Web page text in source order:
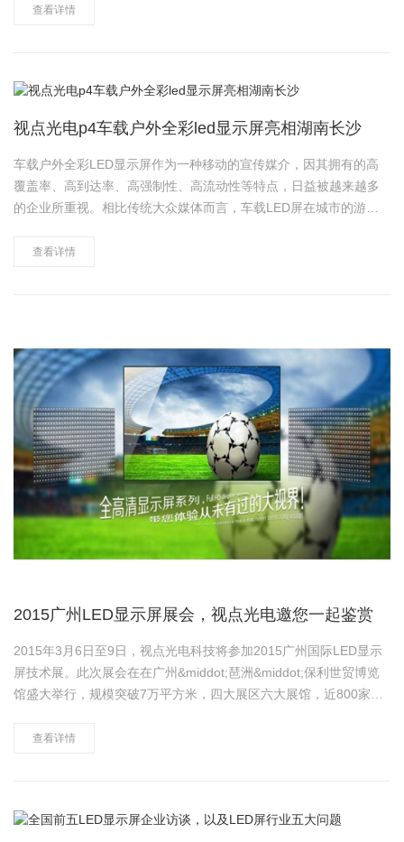
用率最大化，在该项目中，对于LED屏显示系统的构建，视点光电
查看详情
视点光电p4车载户外全彩led显示屏亮相湖南长沙
车载户外全彩LED显示屏作为一种移动的宣传媒介，因其拥有的高
覆盖率、高到达率、高强制性、高流动性等特点，日益被越来越多
的企业所重视。相比传统大众媒体而言，车载LED屏在城市的游动
传播的绝对优势，传统的各类节日、商业处销活动，政府、社会团
查看详情
2015广州LED显示屏展会，视点光电邀您一起鉴赏
2015年3月6日至9日，视点光电科技将参加2015广州国际LED显示
屏技术展。此次展会在在广州&middot;琶洲&middot;保利世贸博览
馆盛大举行，规模突破7万平方米，四大展区六大展馆，近800家厂
光源等各类前沿产品，涵盖整个广告标识制……
查看详情